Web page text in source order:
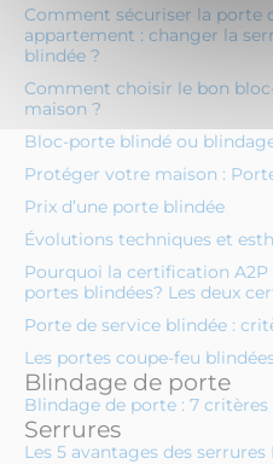
Comment sécuriser la porte
appartement : changer la
blindée ?
Comment choisir le bon
maison ?
Bloc-porte blindé ou
Protéger votre maison :
Prix d’une porte blindée
Évolutions techniques et
Pourquoi la certification A2P
portes blindées? Les deux
Porte de service blindée :
Les portes coupe-feu
Blindage de porte
Blindage de porte : 7
Serrures
Les 5 avantages des serrures